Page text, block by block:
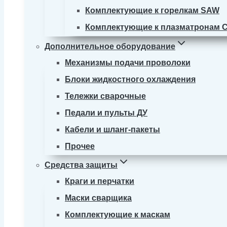
Комплектующие к горелкам SAW
Комплектующие к плазматронам
Дополнительное оборудование
Механизмы подачи проволоки
Блоки жидкостного охлаждения
Тележки сварочные
Педали и пульты ДУ
Кабели и шланг-пакеты
Прочее
Средства защиты
Краги и перчатки
Маски сварщика
Комплектующие к маскам